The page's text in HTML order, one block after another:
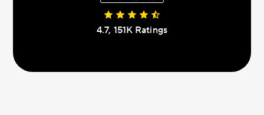
4.7, 151К Ratings